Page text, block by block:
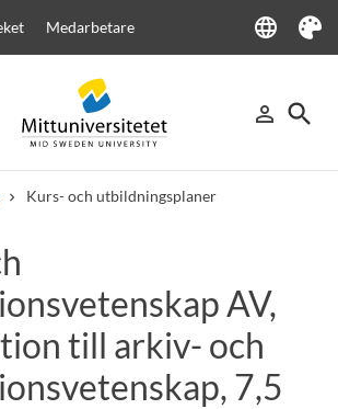
Medarbetare language
Language
Tema
person_outline
Logga in
search
Sök
Kurs- och utbildningsplaner
KursplanerVälkomstbrev Personal
AV,
till arkiv- och
7,5